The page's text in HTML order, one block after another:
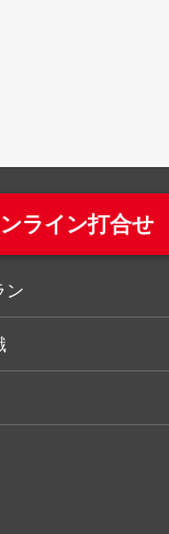
ライン打合せ
ン